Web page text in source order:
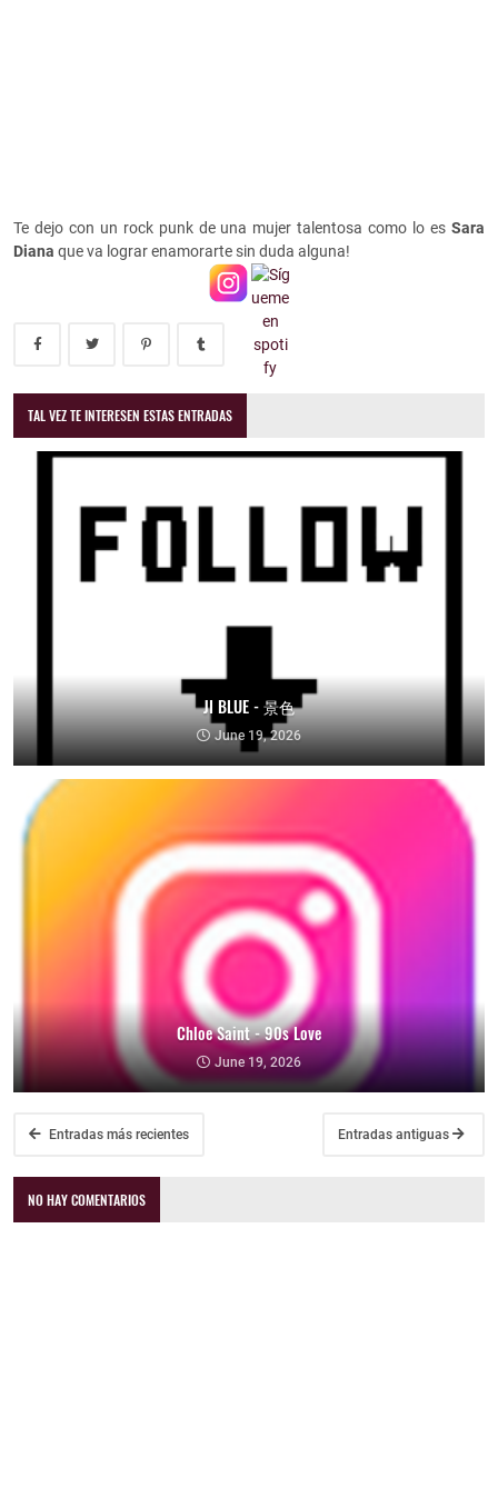
Te dejo con un rock punk de una mujer talentosa como lo es Sara
Diana que va lograr enamorarte sin duda alguna!
TAL VEZ TE INTERESEN ESTAS ENTRADAS
JI BLUE - 景色
June 19, 2026
Chloe Saint - 90s Love
June 19, 2026
Entradas más recientes Entradas antiguas
NO HAY COMENTARIOS